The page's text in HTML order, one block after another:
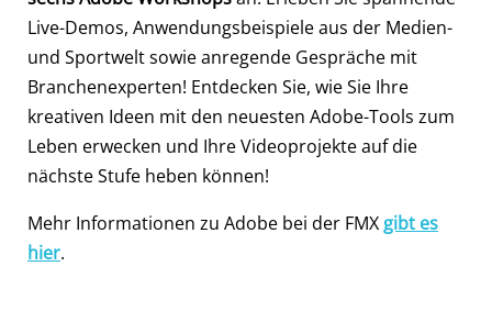
Live-Demos, Anwendungsbeispiele aus der Medien-
und Sportwelt sowie anregende Gespräche mit
Branchenexperten! Entdecken Sie, wie Sie Ihre
kreativen Ideen mit den neuesten Adobe-Tools zum
Leben erwecken und Ihre Videoprojekte auf die
nächste Stufe heben können!
Mehr Informationen zu Adobe bei der FMX gibt es
hier.